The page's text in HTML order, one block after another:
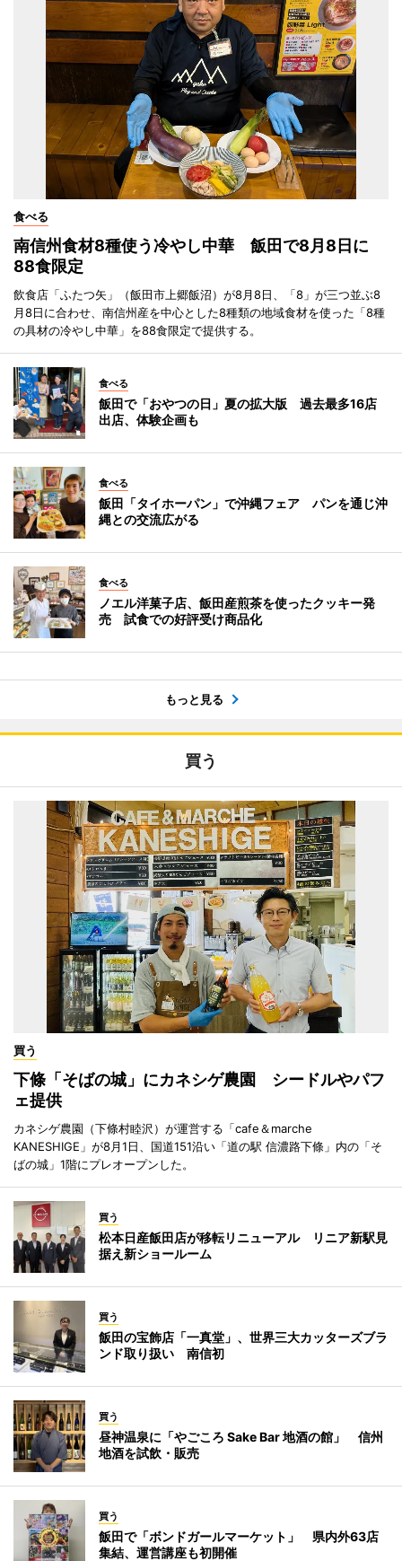
食べる
南信州食材8種使う冷やし中華 飯田で8月8日に
88食限定
飲食店「ふたつ矢」（飯田市上郷飯沼）が8月8日、「8」が三つ並ぶ8
月8日に合わせ、南信州産を中心とした8種類の地域食材を使った「8種
の具材の冷やし中華」を88食限定で提供する。
食べる
飯田で「おやつの日」夏の拡大版 過去最多16店
出店、体験企画も
食べる
飯田「タイホーパン」で沖縄フェア パンを通じ沖
縄との交流広がる
食べる
ノエル洋菓子店、飯田産煎茶を使ったクッキー発
売 試食での好評受け商品化
もっと見る
買う
買う
下條「そばの城」にカネシゲ農園 シードルやパフ
ェ提供
カネシゲ農園（下條村睦沢）が運営する「cafe＆marche
KANESHIGE」が8月1日、国道151沿い「道の駅 信濃路下條」内の「そ
ばの城」1階にプレオープンした。
買う
松本日産飯田店が移転リニューアル リニア新駅見
据え新ショールーム
買う
飯田の宝飾店「一真堂」、世界三大カッターズブラ
ンド取り扱い 南信初
買う
昼神温泉に「やごころ Sake Bar 地酒の館」 信州
地酒を試飲・販売
買う
飯田で「ボンドガールマーケット」 県内外63店
集結、運営講座も初開催